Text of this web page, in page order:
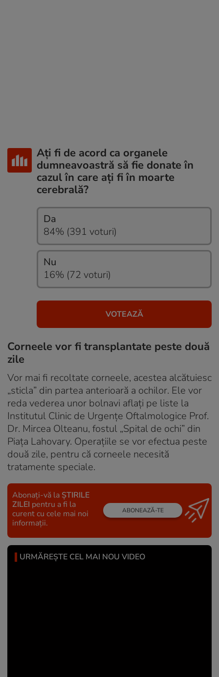
Ați fi de acord ca organele
dumneavoastră să fie donate în
cazul în care ați fi în moarte
cerebrală?
Da
84% (391 voturi)
Nu
16% (72 voturi)
Corneele vor fi transplantate peste două
zile
Vor mai fi recoltate corneele, acestea alcătuiesc
„sticla” din partea anterioară a ochilor. Ele vor
reda vederea unor bolnavi aflați pe liste la
Institutul Clinic de Urgențe Oftalmologice Prof.
Dr. Mircea Olteanu, fostul „Spital de ochi” din
Piața Lahovary. Operațiile se vor efectua peste
două zile, pentru că corneele necesită
tratamente speciale.
Abonați-vă la ȘTIRILE
ZILEI pentru a fi la
curent cu cele mai noi
informații.
ABONEAZĂ-TE
URMĂREȘTE CEL MAI NOU VIDEO